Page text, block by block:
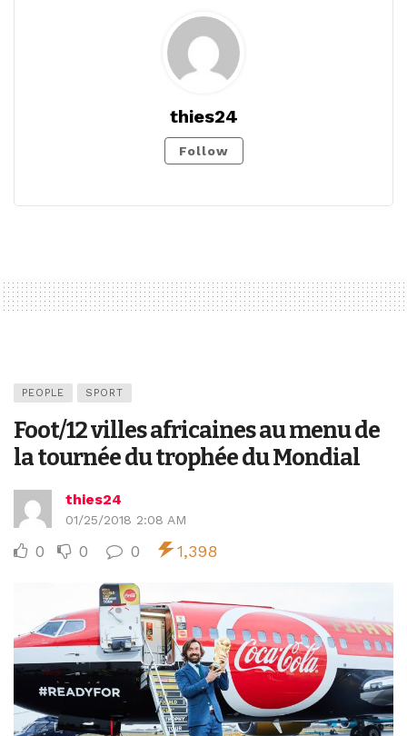
thies24
Follow
PEOPLE SPORT
Foot/12 villes africaines au menu de
la tournée du trophée du Mondial
thies24
01/25/2018 2:08 AM
0 0 0 1,398